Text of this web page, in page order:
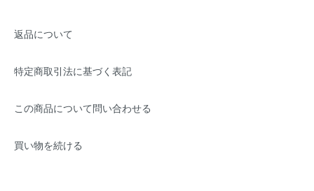
返品について
特定商取引法に基づく表記
この商品について問い合わせる
買い物を続ける